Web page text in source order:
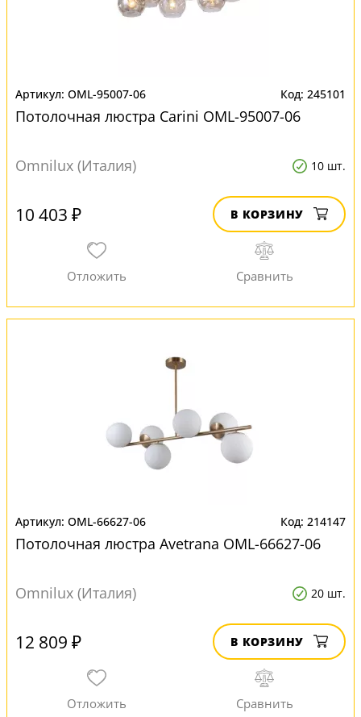
OML-95007-06 245101
Потолочная люстра Carini OML-95007-06
Omnilux (Италия) 10 шт.
10 403 ₽ В КОРЗИНУ
OML-66627-06 214147
Потолочная люстра Avetrana OML-66627-06
Omnilux (Италия) 20 шт.
12 809 ₽ В КОРЗИНУ